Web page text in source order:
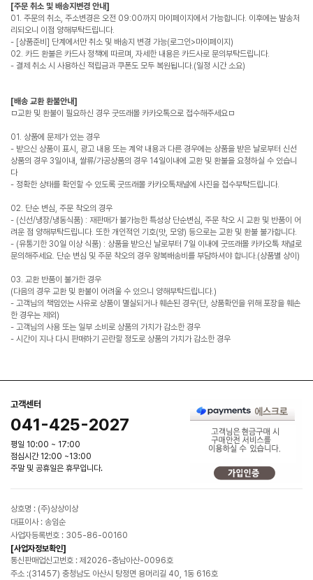
[주문 취소 및 배송지변경 안내]
01. 주문의 취소, 주소변경은 오전 09:00까지 마이페이지에서 가능합니다. 이후에는 발송처
리되오니 이점 양해부탁드립니다.
- [상품준비] 단계에서만 취소 및 배송지 변경 가능(로그인>마이페이지)
02. 카드 환불은 카드사 정책에 따르며, 자세한 내용은 카드사로 문의부탁드립니다.
- 결제 취소 시 사용하신 적립금과 쿠폰도 모두 복원됩니다.(일정 시간 소요)
[배송 교환 환불안내]
ㅁ교환 및 환불이 필요하신 경우 굿뜨래몰 카카오톡으로 접수해주세요ㅁ
01. 상품에 문제가 있는 경우
- 받으신 상품이 표시, 광고 내용 또는 계약 내용과 다른 경우에는 상품을 받은 날로부터 신선
상품의 경우 3일이내, 쌀류/가공상품의 경우 14일이내에 교환 및 환불을 요청하실 수 있습니
다
- 정확한 상태를 확인할 수 있도록 굿뜨래몰 카카오톡채널에 사진을 접수부탁드립니다.
02. 단순 변심, 주문 착오의 경우
- (신선/냉장/냉동식품) : 재판매가 불가능한 특성상 단순변심, 주문 착오 시 교환 및 반품이 어
려운 점 양해부탁드립니다. 또한 개인적인 기호(맛, 모양) 등으로는 교환 및 환불 불가합니다.
- (유통기한 30일 이상 식품) : 상품을 받으신 날로부터 7일 이내에 굿뜨래몰 카카오톡 채널로
문의해주세요. 단순 변심 및 주문 착오의 경우 왕복배송비를 부담하셔야 합니다.(상품별 상이)
03. 교환 반품이 불가한 경우
(다음의 경우 교환 및 환불이 어려울 수 있으니 양해부탁드립니다.)
- 고객님의 책임있는 사유로 상품이 멸실되거나 훼손된 경우(단, 상품확인을 위해 포장을 훼손
한 경우는 제외)
- 고객님의 사용 또는 일부 소비로 상품의 가치가 감소한 경우
- 시간이 지나 다시 판매하기 곤란할 정도로 상품의 가치가 감소한 경우
고객센터
041-425-2027
평일 10:00 ~ 17:00
점심시간 12:00 ~13:00
주말 및 공휴일은 휴무입니다.
상호명 : (주)상상이상
대표이사 : 송임순
사업자등록번호 : 305-86-00160
[사업자정보확인]
통신판매업신고번호 : 제2026-충남아산-0096호
주소 :(31457) 충청남도 아산시 탕정면 용머리길 40, 1동 616호